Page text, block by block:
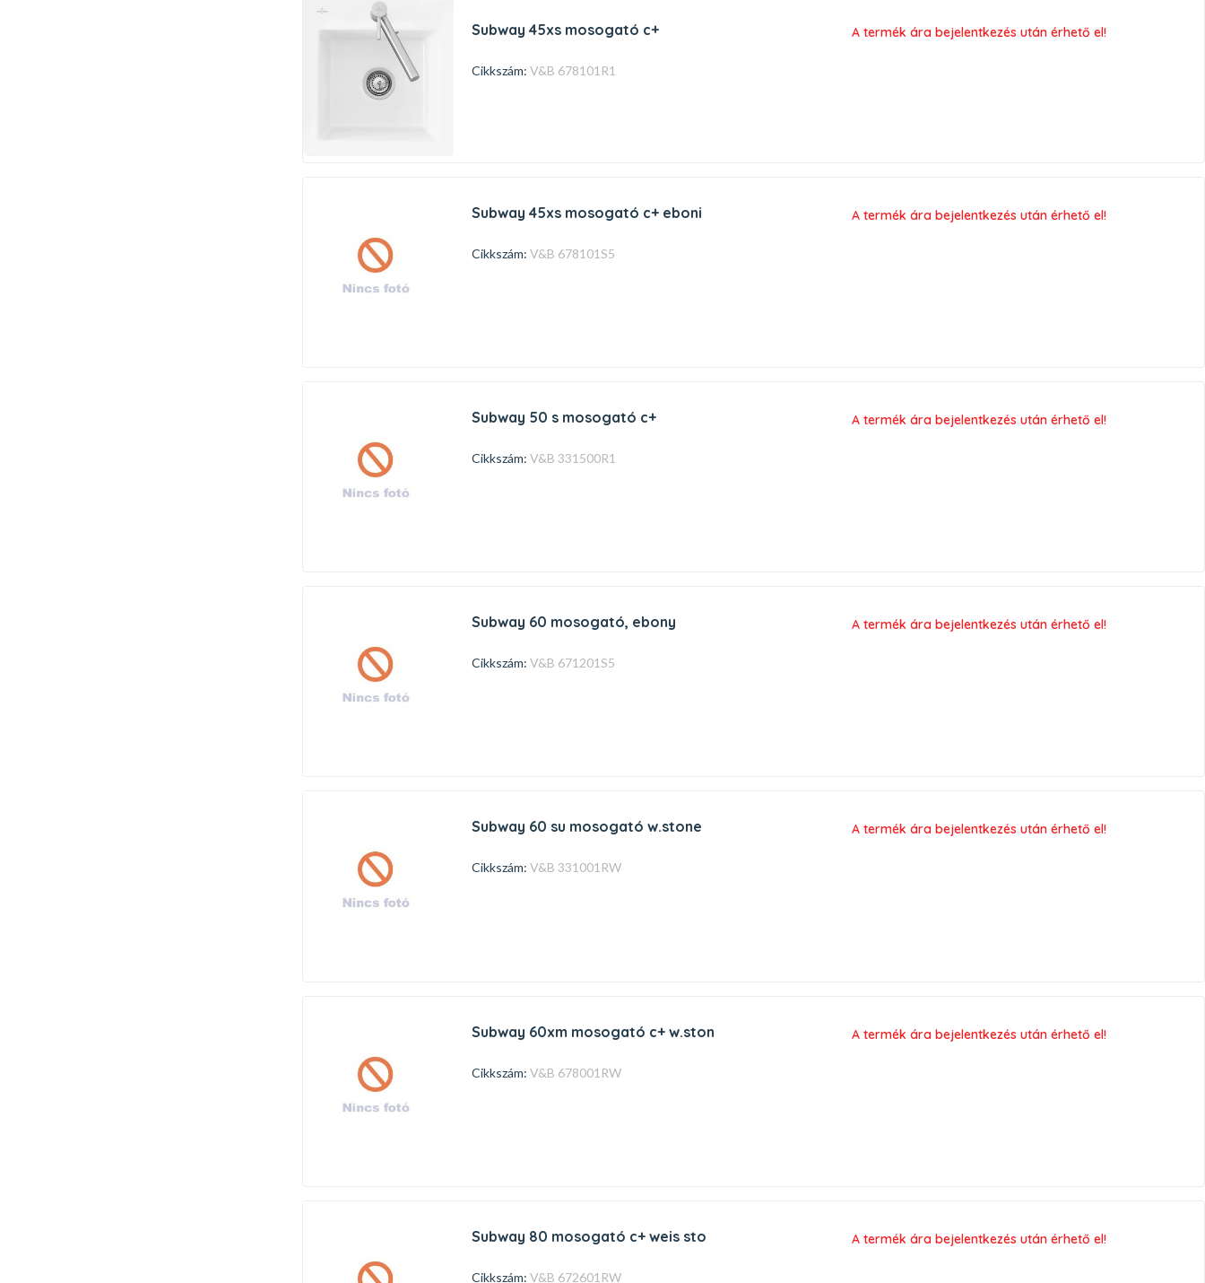
subway 45xs mosogató c+
Cikkszám: V&B 678101R1
A termék ára bejelentkezés után érhető el!
subway 45xs mosogató c+ eboni
Cikkszám: V&B 678101S5
A termék ára bejelentkezés után érhető el!
subway 50 s mosogató c+
Cikkszám: V&B 331500R1
A termék ára bejelentkezés után érhető el!
subway 60 mosogató, ebony
Cikkszám: V&B 671201S5
A termék ára bejelentkezés után érhető el!
subway 60 su mosogató w.stone
Cikkszám: V&B 331001RW
A termék ára bejelentkezés után érhető el!
subway 60xm mosogató c+ w.ston
Cikkszám: V&B 678001RW
A termék ára bejelentkezés után érhető el!
subway 80 mosogató c+ weis sto
Cikkszám: V&B 672601RW
A termék ára bejelentkezés után érhető el!